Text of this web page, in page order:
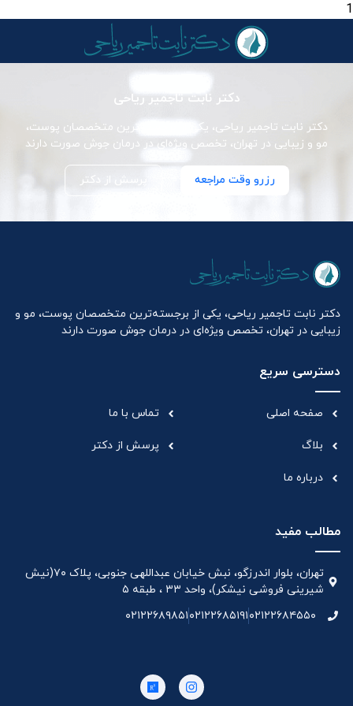
1
دکتر نابت تاجمیر ریاحی
دکتر نابت تاجمیر ریاحی، یکی از برجسته‌ترین متخصصان پوست،
مو و زیبایی در تهران، تخصص ویژه‌ای در درمان جوش صورت دارند
رزرو وقت مراجعه پرسش از دکتر
دکتر نابت تاجمیر ریاحی، یکی از برجسته‌ترین متخصصان پوست، مو و
زیبایی در تهران، تخصص ویژه‌ای در درمان جوش صورت دارند
دسترسی سریع
صفحه اصلی
بلاگ
درباره ما
تماس با ما
پرسش از دکتر
مطالب مفید
تهران، بلوار اندرزگو، نبش خیابان عبداللهی جنوبی، پلاک ۷۰(نیش
شیرینی فروشی نیشکر)، واحد ۳۳ ، طبقه ۵
۰۲۱۲۲۶۸۴۵۵۰۰۲۱۲۲۶۸۵۱۹۱۰۲۱۲۲۶۸۹۸۵۱